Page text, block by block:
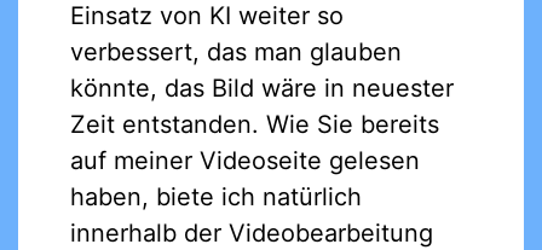
Einsatz von KI weiter so
verbessert, das man glauben
könnte, das Bild wäre in neuester
Zeit entstanden. Wie Sie bereits
auf meiner Videoseite gelesen
haben, biete ich natürlich
innerhalb der Videobearbeitung